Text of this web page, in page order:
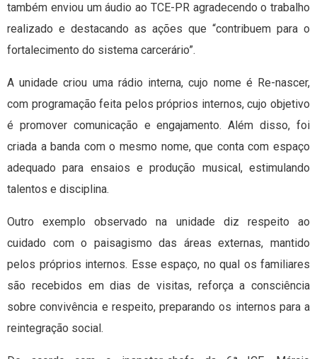
também enviou um áudio ao TCE-PR agradecendo o trabalho
realizado e destacando as ações que “contribuem para o
fortalecimento do sistema carcerário”.
A unidade criou uma rádio interna, cujo nome é Re-nascer,
com programação feita pelos próprios internos, cujo objetivo
é promover comunicação e engajamento. Além disso, foi
criada a banda com o mesmo nome, que conta com espaço
adequado para ensaios e produção musical, estimulando
talentos e disciplina.
Outro exemplo observado na unidade diz respeito ao
cuidado com o paisagismo das áreas externas, mantido
pelos próprios internos. Esse espaço, no qual os familiares
são recebidos em dias de visitas, reforça a consciência
sobre convivência e respeito, preparando os internos para a
reintegração social.